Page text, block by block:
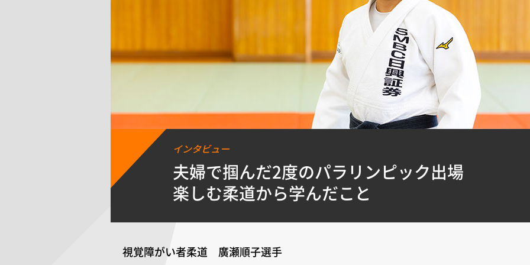
インタビュー
夫婦で掴んだ2度のパラリンピック出場
楽しむ柔道から学んだこと
視覚障がい者柔道 廣瀬順子選手